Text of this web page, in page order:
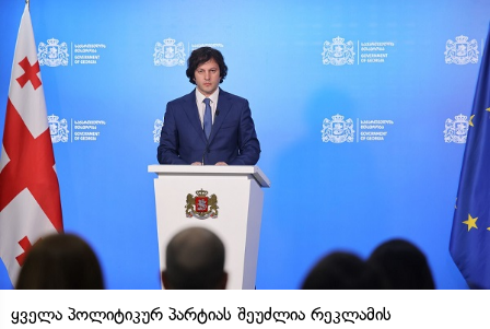
ყველა პოლიტიკურ პარტიას შეუძლია რეკლამის